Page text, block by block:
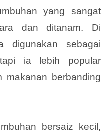
yang sangat
dan ditanam. Di
digunakan sebagai
ia lebih popular
makanan berbanding
bersaiz kecil,